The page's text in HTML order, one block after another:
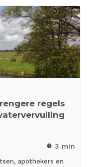
regels
timer 3 min
apothekers en